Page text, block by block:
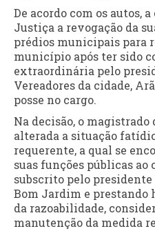
De acordo com os autos,
Justiça a revogação da
prédios municipais para
município após ter sido
extraordinária pelo
Vereadores da cidade,
posse no cargo.
Na decisão, o
alterada a situação
requerente, a qual se
suas funções públicas ao
subscrito pelo
Bom Jardim e prestando
da razoabilidade,
manutenção da medida